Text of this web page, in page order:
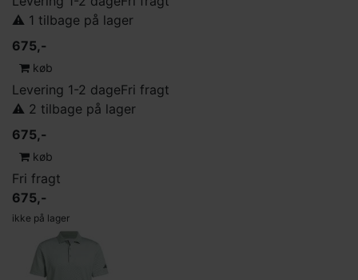
⚠️ 1 tilbage på lager
675,-
køb
Levering 1-2 dageFri fragt
⚠️ 2 tilbage på lager
675,-
køb
Fri fragt
675,-
ikke på lager